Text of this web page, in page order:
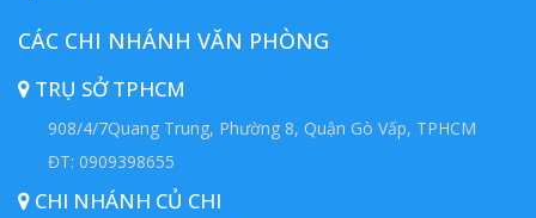
CÁC CHI NHÁNH VĂN PHÒNG
TRỤ SỞ TPHCM
908/4/7Quang Trung, Phường 8, Quận Gò Vấp, TPHCM
ĐT: 0909398655
CHI NHÁNH CỦ CHI